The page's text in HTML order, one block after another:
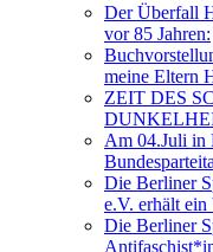
Der Überfall
vor 85 Jahren:
meine Eltern
ZEIT DES
Am 04.Juli in
Die Berliner
e.V. erhält ein
Die Berliner